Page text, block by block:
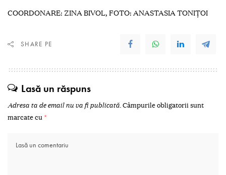
COORDONARE: ZINA BIVOL, FOTO: ANASTASIA TONIȚOI
SHARE PE
Lasă un răspuns
Adresa ta de email nu va fi publicată.Câmpurile obligatorii sunt
marcate cu *